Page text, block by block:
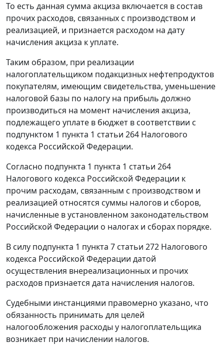
То есть данная сумма акциза включается в состав
прочих расходов, связанных с производством и
реализацией, и признается расходом на дату
начисления акциза к уплате.
Таким образом, при реализации
налогоплательщиком подакцизных нефтепродуктов
покупателям, имеющим свидетельства, уменьшение
налоговой базы по налогу на прибыль должно
производиться на момент начисления акциза,
подлежащего уплате в бюджет в соответствии с
подпунктом 1 пункта 1 статьи 264 Налогового
кодекса Российской Федерации.
Согласно подпункта 1 пункта 1 статьи 264
Налогового кодекса Российской Федерации к
прочим расходам, связанным с производством и
реализацией относятся суммы налогов и сборов,
начисленные в установленном законодательством
Российской Федерации о налогах и сборах порядке.
В силу подпункта 1 пункта 7 статьи 272 Налогового
кодекса Российской Федерации датой
осуществления внереализационных и прочих
расходов признается дата начисления налогов.
Судебными инстанциями правомерно указано, что
обязанность принимать для целей
налогообложения расходы у налогоплательщика
возникает при начислении налогов.